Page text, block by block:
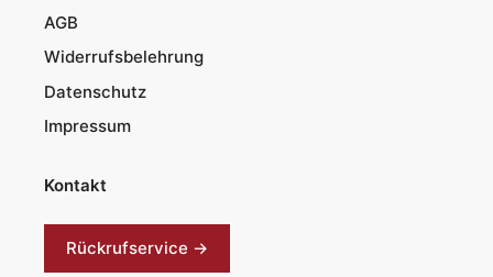
AGB
Widerrufsbelehrung
Datenschutz
Impressum
Kontakt
Rückrufservice →